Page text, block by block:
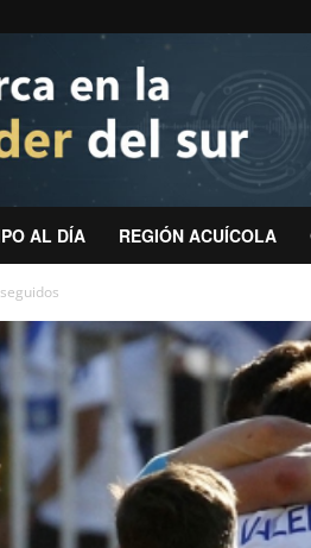
AL DÍA REGIÓN ACUÍCOLA